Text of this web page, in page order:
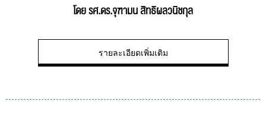
โดย รศ.ดร.จุฑามน สิทธิผลวนิชกุล
รายละเอียดเพิ่มเติม